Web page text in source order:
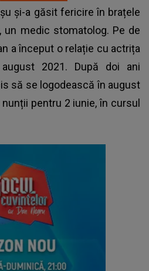
și-a găsit fericire în brațele
un medic stomatolog. Pe de
a început o relație cu actrița
2021. După doi ani
să se logodească în august
pentru 2 iunie, în cursul